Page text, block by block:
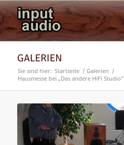
GALERIEN
Sie sind hier: Startseite / Galerien /
Hausmesse bei „Das andere HiFi Studio“